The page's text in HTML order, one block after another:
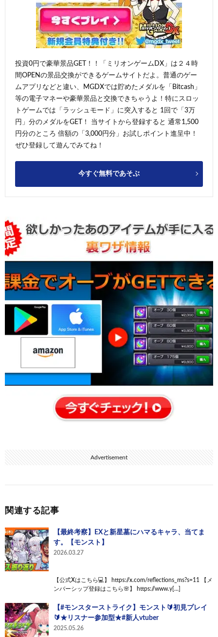
投資0円で豪華景品GET！！「ミリオンゲームDX」は２４時
間OPENの景品交換ができるゲームサイトだよ。普通のゲー
ムアプリなどと違い、MGDXでは貯めたメダルを「Bitcash」
等の電子マネーや豪華景品と交換できちゃうよ！特にスロッ
トゲームでは「ラッシュモード」に突入すると 1回で「3万
円」分のメダルをGET！ 当サイトから登録すると 通常1,500
円分のところ 倍額の「3,000円分」お試しポイント進呈中！
ぜひ登録して遊んでみてね！
今すぐ無料であそぶ
Advertisement
関連する記事
【最終考察】EXと新星墓にハマるキャラ、当てま
す。【モンスト】
2026.03.27
【公式Xはこちら💻】 https://x.com/reflections_ms?s=11 【メ
ンバーシップ登録はこちら🌸】 https://www.y[…]
【#モンスターストライク】モンスト🔰初見プレイ
🔰★リスナー参加型★#新人vtuber
2025.05.26